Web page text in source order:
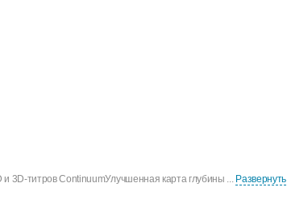
3D-титров ContinuumУлучшенная карта глубины ... Развернуть